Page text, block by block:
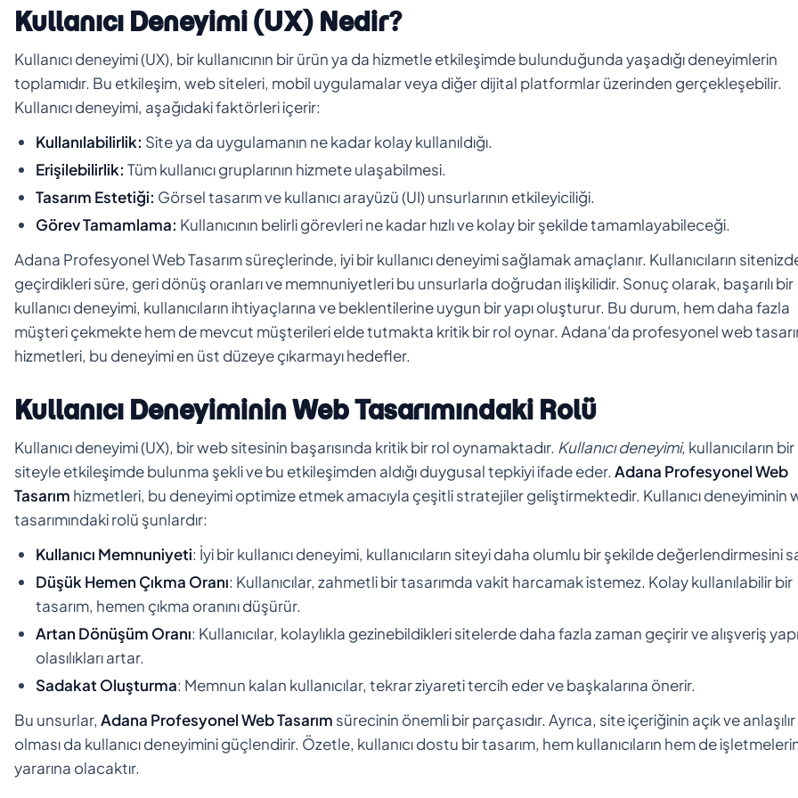
Kullanıcı Deneyimi (UX) Nedir?
Kullanıcı deneyimi (UX), bir kullanıcının bir ürün ya da hizmetle etkileşimde bulunduğunda yaşadığı deneyimlerin
toplamıdır. Bu etkileşim, web siteleri, mobil uygulamalar veya diğer dijital platformlar üzerinden gerçekleşebilir.
Kullanıcı deneyimi, aşağıdaki faktörleri içerir:
Kullanılabilirlik: Site ya da uygulamanın ne kadar kolay kullanıldığı.
Erişilebilirlik: Tüm kullanıcı gruplarının hizmete ulaşabilmesi.
Tasarım Estetiği: Görsel tasarım ve kullanıcı arayüzü (UI) unsurlarının etkileyiciliği.
Görev Tamamlama: Kullanıcının belirli görevleri ne kadar hızlı ve kolay bir şekilde tamamlayabileceği.
Adana Profesyonel Web Tasarım süreçlerinde, iyi bir kullanıcı deneyimi sağlamak amaçlanır. Kullanıcıların
geçirdikleri süre, geri dönüş oranları ve memnuniyetleri bu unsurlarla doğrudan ilişkilidir. Sonuç olarak, başarılı bir
kullanıcı deneyimi, kullanıcıların ihtiyaçlarına ve beklentilerine uygun bir yapı oluşturur. Bu durum, hem daha fazla
müşteri çekmekte hem de mevcut müşterileri elde tutmakta kritik bir rol oynar. Adana'da profesyonel web
hizmetleri, bu deneyimi en üst düzeye çıkarmayı hedefler.
Kullanıcı Deneyiminin Web Tasarımındaki Rolü
Kullanıcı deneyimi (UX), bir web sitesinin başarısında kritik bir rol oynamaktadır. Kullanıcı deneyimi, kullanıcıların bir
siteyle etkileşimde bulunma şekli ve bu etkileşimden aldığı duygusal tepkiyi ifade eder. Adana Profesyonel Web
Tasarım hizmetleri, bu deneyimi optimize etmek amacıyla çeşitli stratejiler geliştirmektedir. Kullanıcı deneyiminin
tasarımındaki rolü şunlardır:
Kullanıcı Memnuniyeti: İyi bir kullanıcı deneyimi, kullanıcıların siteyi daha olumlu bir şekilde değerlendirmesini
Düşük Hemen Çıkma Oranı: Kullanıcılar, zahmetli bir tasarımda vakit harcamak istemez. Kolay kullanılabilir bir
tasarım, hemen çıkma oranını düşürür.
Artan Dönüşüm Oranı: Kullanıcılar, kolaylıkla gezinebildikleri sitelerde daha fazla zaman geçirir ve alışveriş
olasılıkları artar.
Sadakat Oluşturma: Memnun kalan kullanıcılar, tekrar ziyareti tercih eder ve başkalarına önerir.
Bu unsurlar, Adana Profesyonel Web Tasarım sürecinin önemli bir parçasıdır. Ayrıca, site içeriğinin açık ve anlaşılır
olması da kullanıcı deneyimini güçlendirir. Özetle, kullanıcı dostu bir tasarım, hem kullanıcıların hem de
yararına olacaktır.